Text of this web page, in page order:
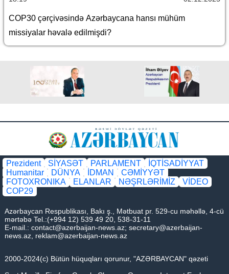
COP30 çərçivəsində Azərbaycana hansı mühüm
missiyalar həvalə edilmişdi?
Prezident SİYASƏT PARLAMENT
İQTİSADİYYAT
Humanitar
DÜNYA İDMAN
CƏMİYYƏT
FOTOXRONIKA
ELANLAR NƏŞRLƏRİMİZ
VİDEO
COP29
Azərbaycan Respublikası, Bakı ş., Mətbuat pr. 529-cu məhəllə, 4-cü
mərtəbə Tel.:(+994 12) 539 49 20, 538-31-11
E-mail.: contact@azerbaijan-news.az; secretary@azerbaijan-
news.az reklam@azerbaijan-news.az
2000-2024(c) Bütün hüquqları qorunur, "AZƏRBAYCAN" qəzeti